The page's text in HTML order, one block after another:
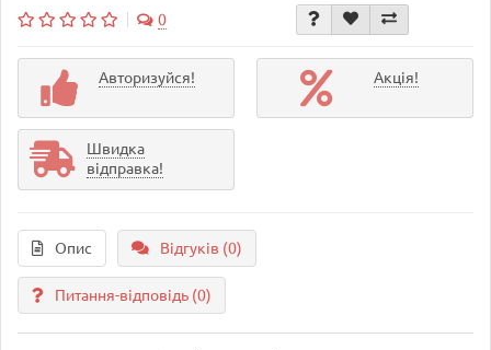
0
Авторизуйся! Акція!
Швидка
відправка!
Опис Відгуків (0)
Питання-відповідь (0)